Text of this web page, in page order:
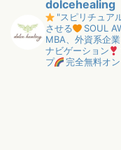
dolcehealing
"スピリチュア
させる
SOUL
MBA、外資系企
ナビゲーション
プ
完全無料オ